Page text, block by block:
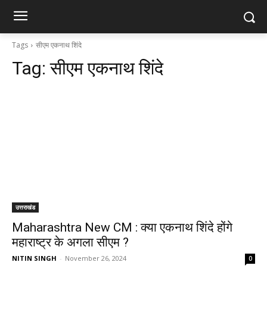
Tags सीएम एकनाथ शिंदे
Tag:सीएम एकनाथ शिंदे
उत्तराखंड
Maharashtra New CM : क्या एकनाथ शिंदे होंगे
महाराष्ट्र के अगला सीएम ?
NITIN SINGH - November 26, 2024 0